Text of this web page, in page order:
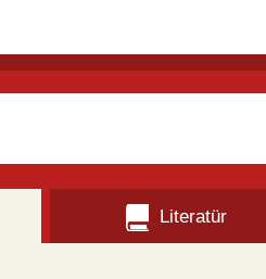
Literatür